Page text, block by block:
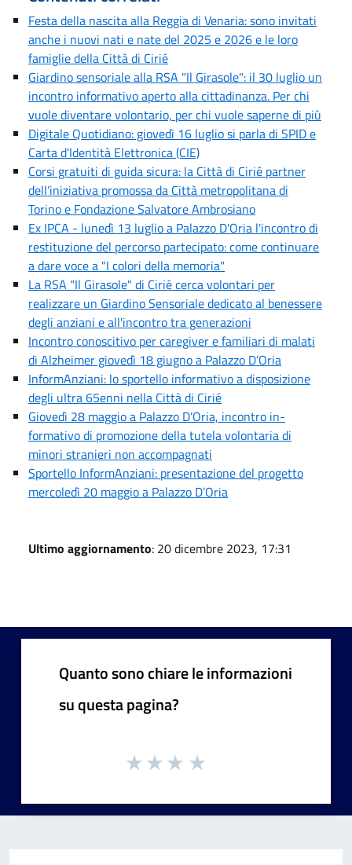
Festa della nascita alla Reggia di Venaria: sono invitati
anche i nuovi nati e nate del 2025 e 2026 e le loro
famiglie della Città di Cirié
Giardino sensoriale alla RSA "Il Girasole": il 30 luglio un
incontro informativo aperto alla cittadinanza. Per chi
vuole diventare volontario, per chi vuole saperne di più
Digitale Quotidiano: giovedì 16 luglio si parla di SPID e
Carta d'Identità Elettronica (CIE)
Corsi gratuiti di guida sicura: la Città di Cirié partner
dell’iniziativa promossa da Città metropolitana di
Torino e Fondazione Salvatore Ambrosiano
Ex IPCA - lunedì 13 luglio a Palazzo D'Oria l'incontro di
restituzione del percorso partecipato: come continuare
a dare voce a "I colori della memoria"
La RSA "Il Girasole" di Cirié cerca volontari per
realizzare un Giardino Sensoriale dedicato al benessere
degli anziani e all'incontro tra generazioni
Incontro conoscitivo per caregiver e familiari di malati
di Alzheimer giovedì 18 giugno a Palazzo D’Oria
InformAnziani: lo sportello informativo a disposizione
degli ultra 65enni nella Città di Cirié
Giovedì 28 maggio a Palazzo D’Oria, incontro in-
formativo di promozione della tutela volontaria di
minori stranieri non accompagnati
Sportello InformAnziani: presentazione del progetto
mercoledì 20 maggio a Palazzo D’Oria
Ultimo aggiornamento: 20 dicembre 2023, 17:31
Quanto sono chiare le informazioni
su questa pagina?